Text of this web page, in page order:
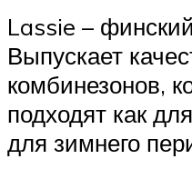
Lassie –
Выпускает
комбинезонов,
подходят как
для зимнего